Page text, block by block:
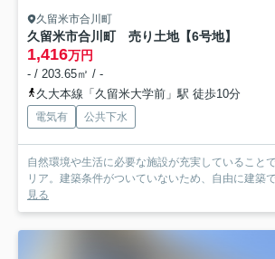
久留米市合川町
久留米市合川町 売り土地【6号地】
1,416万円
- / 203.65㎡ / -
久大本線「久留米大学前」駅 徒歩10分
電気有 公共下水
自然環境や生活に必要な施設が充実していること
リア。建築条件がついていないため、自由に建築
見る